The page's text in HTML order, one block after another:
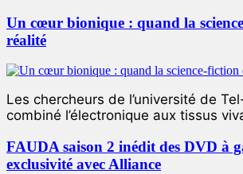
Un cœur bionique : quand la
réalité
Les chercheurs de l’université de
combiné l’électronique aux tissus
FAUDA saison 2 inédit des DVD à
exclusivité avec Alliance